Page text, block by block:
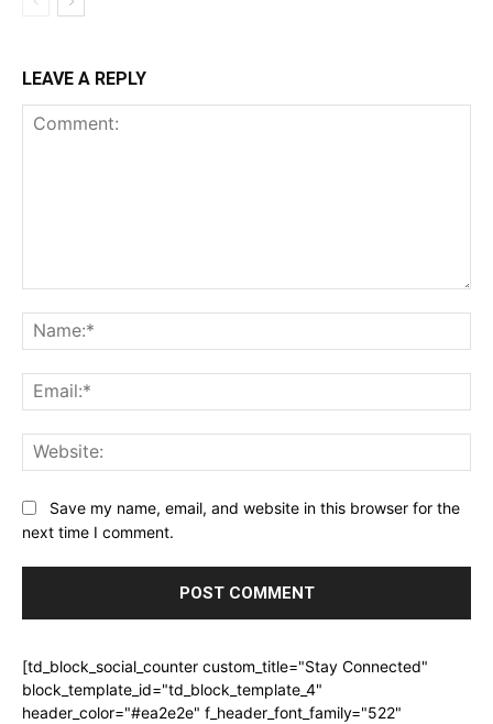
LEAVE A REPLY
Save my name, email, and website in this browser for the
next time I comment.
[td_block_social_counter custom_title="Stay Connected"
block_template_id="td_block_template_4"
header_color="#ea2e2e" f_header_font_family="522"